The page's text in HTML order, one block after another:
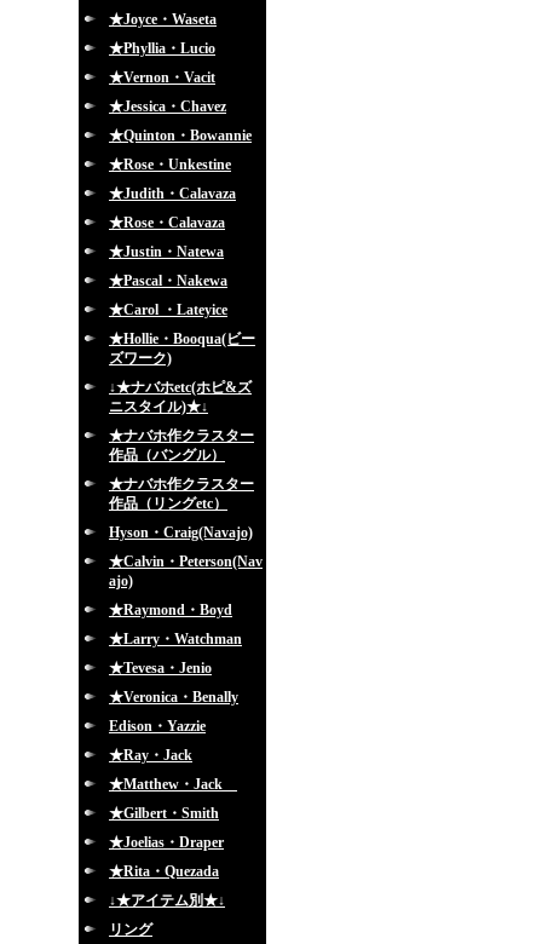
★Joyce・Waseta
★Phyllia・Lucio
★Vernon・Vacit
★Jessica・Chavez
★Quinton・Bowannie
★Rose・Unkestine
★Judith・Calavaza
★Rose・Calavaza
★Justin・Natewa
★Pascal・Nakewa
★Carol ・Lateyice
★Hollie・Booqua(ビー
ズワーク)
↓★ナバホetc(ホピ&ズ
ニスタイル)★↓
★ナバホ作クラスター
作品（バングル）
★ナバホ作クラスター
作品（リングetc）
Hyson・Craig(Navajo)
★Calvin・Peterson(Nav
ajo)
★Raymond・Boyd
★Larry・Watchman
★Tevesa・Jenio
★Veronica・Benally
Edison・Yazzie
★Ray・Jack
★Matthew・Jack
★Gilbert・Smith
★Joelias・Draper
★Rita・Quezada
↓★アイテム別★↓
リング